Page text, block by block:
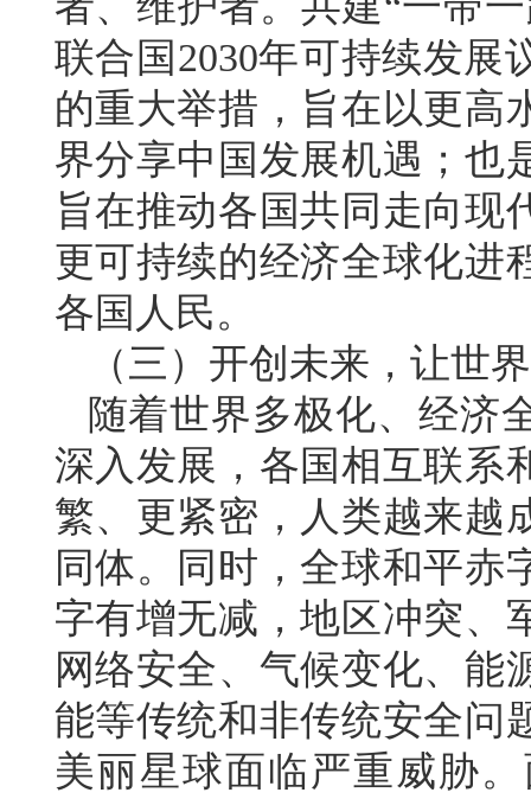
联合国2030年可持续发展
的重大举措，旨在以更高
界分享中国发展机遇；也
旨在推动各国共同走向现
更可持续的经济全球化进
各国人民。
（三）开创未来，让世
随着世界多极化、经济
深入发展，各国相互联系
繁、更紧密，人类越来越
同体。同时，全球和平赤
字有增无减，地区冲突、
网络安全、气候变化、能
能等传统和非传统安全问
美丽星球面临严重威胁